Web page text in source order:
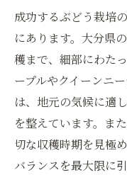
成功するぶどう栽培
にあります。大分県
穫まで、細部にわた
ープルやクイーンニ
は、地元の気候に適
を整えています。ま
切な収穫時期を見極
バランスを最大限に